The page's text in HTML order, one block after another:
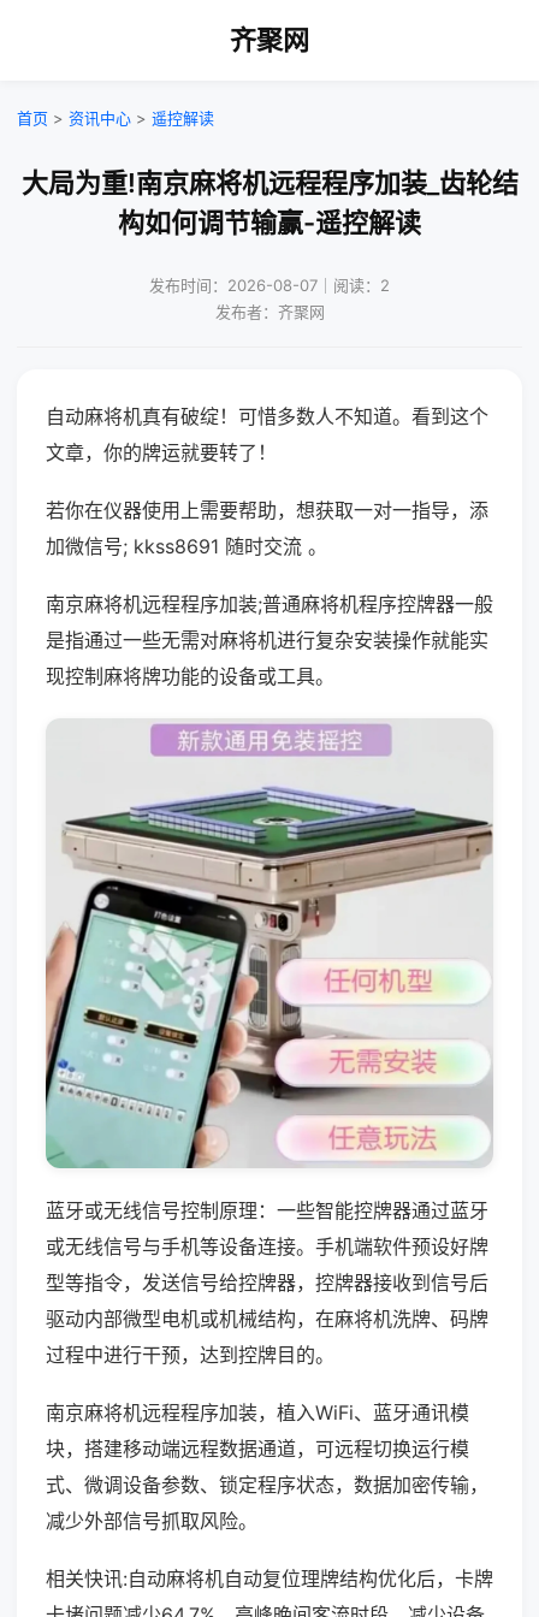
齐聚网
首页 > 资讯中心 > 遥控解读
大局为重!南京麻将机远程程序加装_齿轮结
构如何调节输赢-遥控解读
发布时间：2026-08-07｜阅读：2
发布者：齐聚网
自动麻将机真有破绽！可惜多数人不知道。看到这个
文章，你的牌运就要转了！
若你在仪器使用上需要帮助，想获取一对一指导，添
加微信号; kkss8691 随时交流 。
南京麻将机远程程序加装;普通麻将机程序控牌器一般
是指通过一些无需对麻将机进行复杂安装操作就能实
现控制麻将牌功能的设备或工具。
蓝牙或无线信号控制原理：一些智能控牌器通过蓝牙
或无线信号与手机等设备连接。手机端软件预设好牌
型等指令，发送信号给控牌器，控牌器接收到信号后
驱动内部微型电机或机械结构，在麻将机洗牌、码牌
过程中进行干预，达到控牌目的。
南京麻将机远程程序加装，植入WiFi、蓝牙通讯模
块，搭建移动端远程数据通道，可远程切换运行模
式、微调设备参数、锁定程序状态，数据加密传输，
减少外部信号抓取风险。
相关快讯:自动麻将机自动复位理牌结构优化后，卡牌